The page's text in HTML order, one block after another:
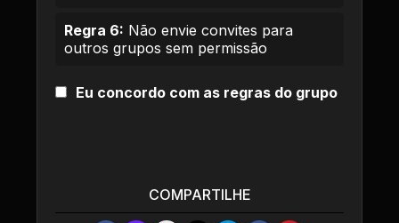
Regra 6: Não envie convites para
outros grupos sem permissão
Eu concordo com as regras do grupo
COMPARTILHE